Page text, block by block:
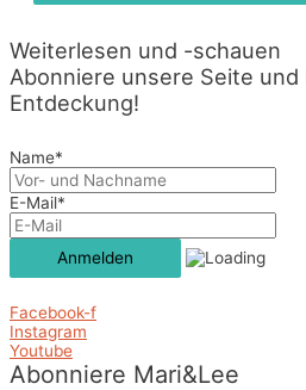
Weiterlesen und -schauen
Abonniere unsere Seite
Entdeckung!
Name*
E-Mail*
Facebook-f
Instagram
Youtube
Abonniere Mari&Lee